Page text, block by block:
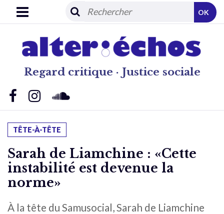
Regard critique · Justice sociale
OK
TÊTE-À-TÊTE
Sarah de Liamchine : «Cette
instabilité est devenue la
norme»
À la tête du Samusocial, Sarah de Liamchine